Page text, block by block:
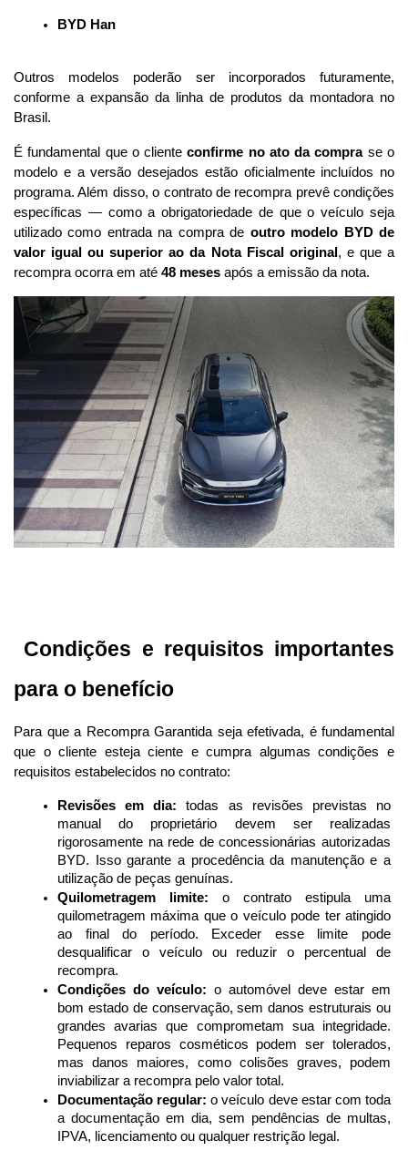
BYD Han
Outros modelos poderão ser incorporados futuramente,
conforme a expansão da linha de produtos da montadora no
Brasil.
É fundamental que o cliente confirme no ato da compra se o
modelo e a versão desejados estão oficialmente incluídos no
programa. Além disso, o contrato de recompra prevê condições
específicas — como a obrigatoriedade de que o veículo seja
utilizado como entrada na compra de outro modelo BYD de
valor igual ou superior ao da Nota Fiscal original, e que a
recompra ocorra em até 48 meses após a emissão da nota.
Condições e requisitos importantes
para o benefício
Para que a Recompra Garantida seja efetivada, é fundamental
que o cliente esteja ciente e cumpra algumas condições e
requisitos estabelecidos no contrato:
Revisões em dia: todas as revisões previstas no
manual do proprietário devem ser realizadas
rigorosamente na rede de concessionárias autorizadas
BYD. Isso garante a procedência da manutenção e a
utilização de peças genuínas.
Quilometragem limite: o contrato estipula uma
quilometragem máxima que o veículo pode ter atingido
ao final do período. Exceder esse limite pode
desqualificar o veículo ou reduzir o percentual de
recompra.
Condições do veículo: o automóvel deve estar em
bom estado de conservação, sem danos estruturais ou
grandes avarias que comprometam sua integridade.
Pequenos reparos cosméticos podem ser tolerados,
mas danos maiores, como colisões graves, podem
inviabilizar a recompra pelo valor total.
Documentação regular: o veículo deve estar com toda
a documentação em dia, sem pendências de multas,
IPVA, licenciamento ou qualquer restrição legal.